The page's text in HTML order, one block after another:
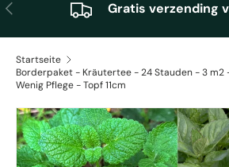
Vorherige Gratis verzending
Startseite
Borderpaket - Kräutertee - 24 Stauden - 3 m2
Wenig Pflege - Topf 11cm
Zu Produktinformationen